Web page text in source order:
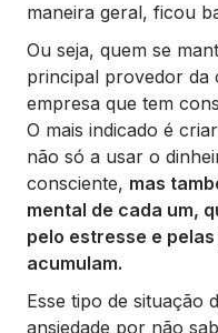
maneira geral, ficou
Ou seja, quem se
principal provedor da
empresa que tem
O mais indicado é
não só a usar o
consciente, mas
mental de cada um,
pelo estresse e
acumulam.
Esse tipo de situação
ansiedade por não